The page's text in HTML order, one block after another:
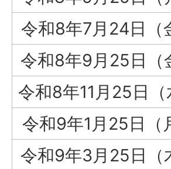
令和8年7月24日（
令和8年9月25日（
令和8年11月25日（
令和9年1月25日（
令和9年3月25日（